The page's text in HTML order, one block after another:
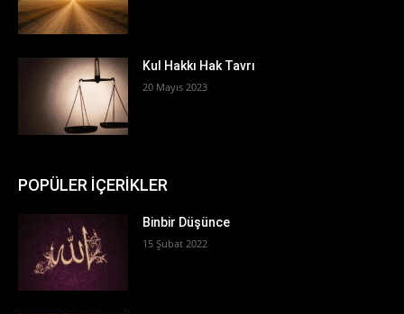
Kul Hakkı Hak Tavrı
20 Mayıs 2023
POPÜLER İÇERİKLER
Binbir Düşünce
15 Şubat 2022